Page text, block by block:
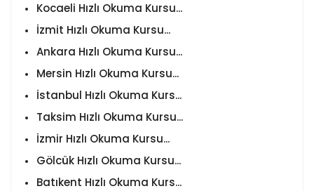
Kocaeli Hızlı Okuma Kursu...
İzmit Hızlı Okuma Kursu...
Ankara Hızlı Okuma Kursu...
Mersin Hızlı Okuma Kursu...
İstanbul Hızlı Okuma Kurs...
Taksim Hızlı Okuma Kursu...
İzmir Hızlı Okuma Kursu...
Gölcük Hızlı Okuma Kursu...
Batıkent Hızlı Okuma Kurs...